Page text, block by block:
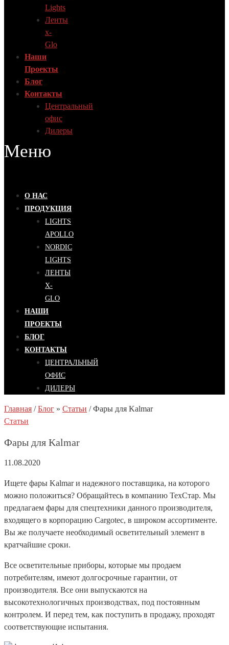
Lights
Ленты
x-
Glo
Наши
Проекты
Блог
Контакты
Центральный
офис
Дилеры
Меню
О НАС
ПРОДУКЦИЯ
LIGHTS
APOLLO
NORDIC
LIGHTS
ЛЕНТЫ
X-
GLO
НАШИ
ПРОЕКТЫ
БЛОГ
КОНТАКТЫ
ЦЕНТРАЛЬНЫЙ
ОФИС
ДИЛЕРЫ
Главная / Блог » Статьи / Фары для Kalmar
Статьи
Фары для Kalmar
11.08.2020
Ищете фары Kalmar и надежного поставщика, на которого
можно положиться? Обращайтесь в компанию ТехСтар. Мы
предлагаем фары для спецтехники данного производителя,
входящего в корпорацию Cargotec, в широком ассортименте.
Вы же получаете необходимый осветительный элемент в
кратчайшие сроки.
Все осветительные приборы, которые мы продаем
потребителям, имеют долгосрочные гарантии, от
производителя. Все они выпускаются на
высокотехнологичных производствах, под постоянным
контролем. И перед тем, как поступить в продажу, проходят
соответствующие испытания.